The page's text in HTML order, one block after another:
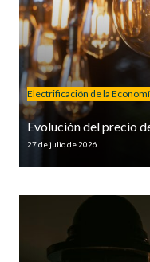
Electrificación de la
Evolución del precio
27 de julio de 2026